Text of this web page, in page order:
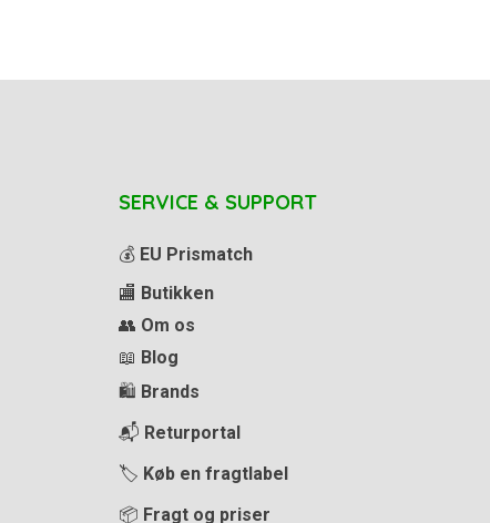
SERVICE & SUPPORT
💰 EU Prismatch
🏬 Butikken
👥 Om os
📖 Blog
🛍️ Brands
📬 Returportal
🏷️ Køb en fragtlabel
📦 Fragt og priser